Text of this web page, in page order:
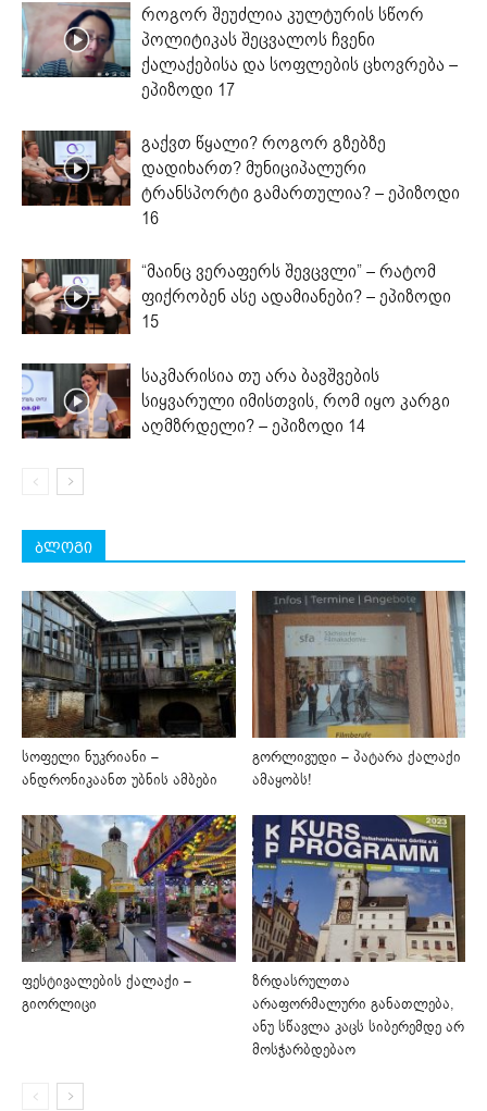
როგორ შეუძლია კულტურის სწორ
პოლიტიკას შეცვალოს ჩვენი
ქალაქებისა და სოფლების ცხოვრება –
ეპიზოდი 17
გაქვთ წყალი? როგორ გზებზე
დადიხართ? მუნიციპალური
ტრანსპორტი გამართულია? – ეპიზოდი
16
“მაინც ვერაფერს შევცვლი” – რატომ
ფიქრობენ ასე ადამიანები? – ეპიზოდი
15
საკმარისია თუ არა ბავშვების
სიყვარული იმისთვის, რომ იყო კარგი
აღმზრდელი? – ეპიზოდი 14
ბლოგი
სოფელი ნუკრიანი –
ანდრონიკაანთ უბნის ამბები
გორლივუდი – პატარა ქალაქი
ამაყობს!
ფესტივალების ქალაქი –
გიორლიცი
ზრდასრულთა
არაფორმალური განათლება,
ანუ სწავლა კაცს სიბერემდე არ
მოსჭარბდებაო